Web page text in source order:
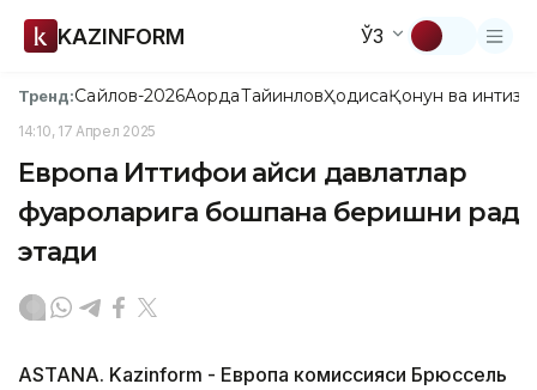
KAZINFORM ЎЗ
Тренд:Сайлов-2026АқордаТайинловҲодисаҚонун ва
14:10, 17 Апрел 2025
Европа Иттифоқи қайси давлатлар
фуқароларига бошпана беришни рад
этади
ASTANA. Kazinform - Европа комиссияси Брюссель